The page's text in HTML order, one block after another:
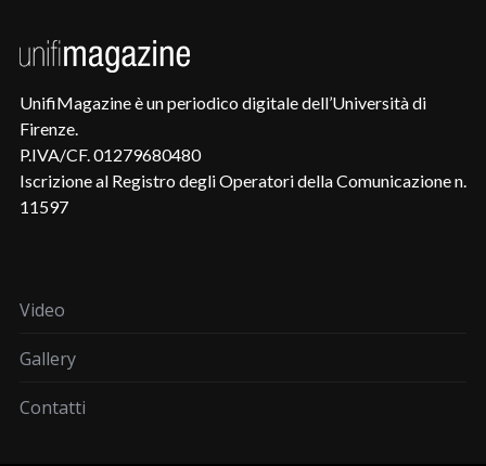
UnifiMagazine è un periodico digitale dell’Università di
Firenze.
P.IVA/CF. 01279680480
Iscrizione al Registro degli Operatori della Comunicazione n.
11597
Video
Gallery
Contatti